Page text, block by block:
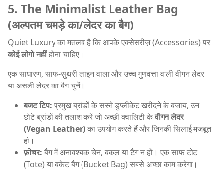
5. The Minimalist Leather Bag
(अल्पतम चमड़े का/लेदर का बैग)
Quiet Luxury का मतलब है कि आपके एक्सेसरीज़ (Accessories) पर
कोई लोगो नहींहोना चाहिए।
एक साधारण, साफ-सुथरी लाइन वाला और उच्च गुणवत्ता वाली वीगन लेदर
या असली लेदर का बैग चुनें।
बजट टिप: प्रमुख ब्रांडों के सस्ते डुप्लीकेट खरीदने के बजाय, उन
छोटे ब्रांडों की तलाश करें जो अच्छी क्वालिटी केवीगन लेदर
(Vegan Leather)का उपयोग करते हैं और जिनकी सिलाई मजबूत
हो।
फ़ीचर: बैग में अनावश्यक चेन, बकल या टैग न हों। एक साफ टोट
(Tote) या बकेट बैग (Bucket Bag) सबसे अच्छा काम करेगा।